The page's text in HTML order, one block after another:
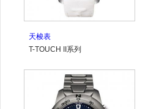
天梭表
T-TOUCH II系列